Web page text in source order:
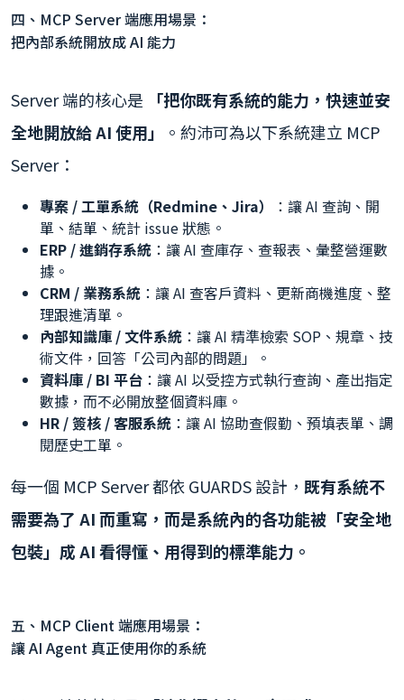
四、MCP Server 端應用場景：
把內部系統開放成 AI 能力
Server 端的核心是
「把你既有系統的能力，快速並安
全地開放給 AI 使用」
。約沛可為以下系統建立 MCP
Server：
專案 / 工單系統（Redmine、Jira）
：讓 AI 查詢、開
單、結單、統計 issue 狀態。
ERP / 進銷存系統 ：讓 AI 查庫存、查報表、彙整營運數
據。
CRM / 業務系統 ：讓 AI 查客戶資料、更新商機進度、整
理跟進清單。
內部知識庫 / 文件系統 ：讓 AI 精準檢索 SOP、規章、技
術文件，回答「公司內部的問題」。
資料庫 / BI 平台 ：讓 AI 以受控方式執行查詢、產出指定
數據，而不必開放整個資料庫。
HR / 簽核 / 客服系統 ：讓 AI 協助查假勤、預填表單、調
閱歷史工單。
每一個 MCP Server 都依 GUARDS 設計， 既有系統不
需要為了 AI 而重寫，而是系統內的各功能被「安全地
包裝」成 AI 看得懂、用得到的標準能力。
五、MCP Client 端應用場景：
讓 AI Agent 真正使用你的系統